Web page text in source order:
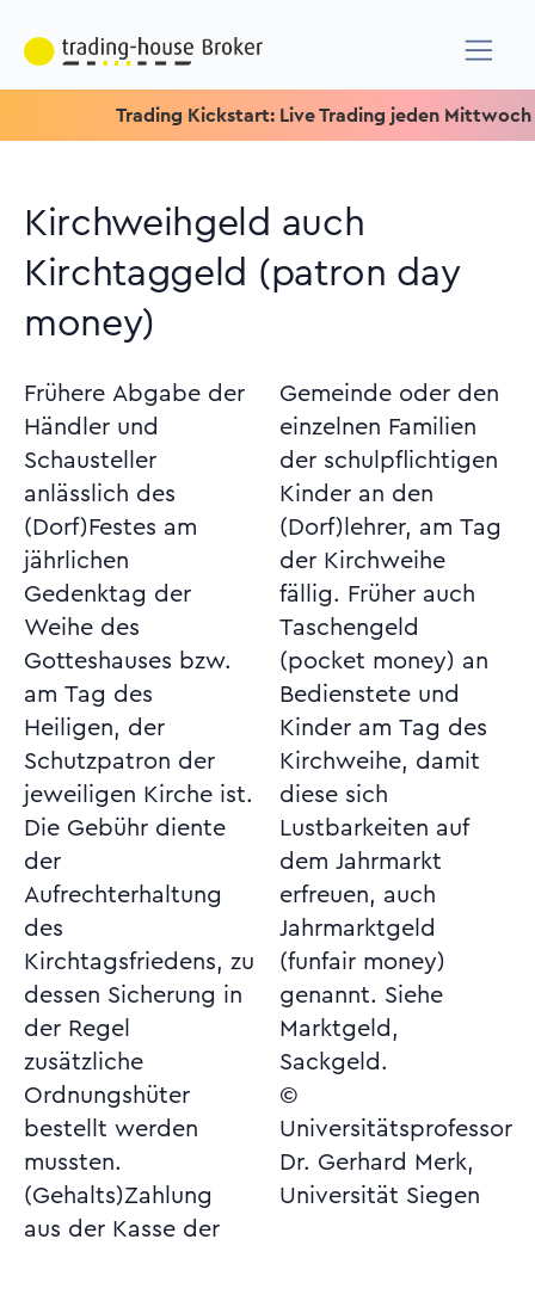
Trading Kickstart: Live Trading jeden Mittwoch um
Kirchweihgeld auch
Kirchtaggeld (patron day
money)
Frühere Abgabe der
Händler und
Schausteller
anlässlich des
(Dorf)Festes am
jährlichen
Gedenktag der
Weihe des
Gotteshauses bzw.
am Tag des
Heiligen, der
Schutzpatron der
jeweiligen Kirche ist.
Die Gebühr diente
der
Aufrechterhaltung
des
Kirchtagsfriedens, zu
dessen Sicherung in
der Regel
zusätzliche
Ordnungshüter
bestellt werden
mussten.
(Gehalts)Zahlung
aus der Kasse der
Gemeinde oder den
einzelnen Familien
der schulpflichtigen
Kinder an den
(Dorf)lehrer, am Tag
der Kirchweihe
fällig. Früher auch
Taschengeld
(pocket money) an
Bedienstete und
Kinder am Tag des
Kirchweihe, damit
diese sich
Lustbarkeiten auf
dem Jahrmarkt
erfreuen, auch
Jahrmarktgeld
(funfair money)
genannt. Siehe
Marktgeld,
Sackgeld.
©
Universitätsprofessor
Dr. Gerhard Merk,
Universität Siegen